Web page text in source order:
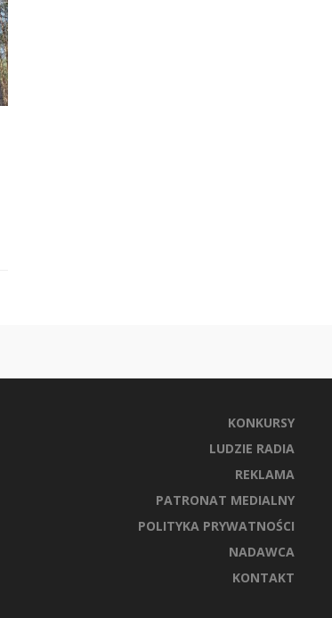
KONKURSY
LUDZIE RADIA
REKLAMA
PATRONAT MEDIALNY
POLITYKA PRYWATNOŚCI
NADAWCA
KONTAKT